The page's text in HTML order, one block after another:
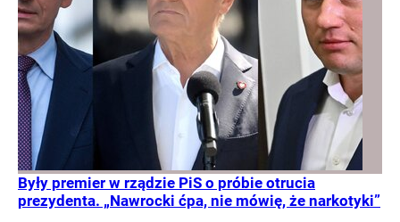
Były premier w rządzie PiS o próbie otrucia
prezydenta. „Nawrocki ćpa, nie mówię, że narkotyki”